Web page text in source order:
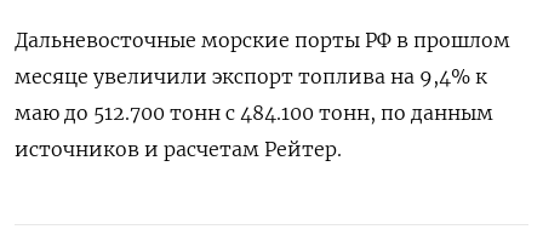
Дальневосточные морские порты РФ в прошлом
месяце увеличили экспорт топлива на 9,4% к
маю до 512.700 тонн с 484.100 тонн, по данным
источников и расчетам Рейтер.